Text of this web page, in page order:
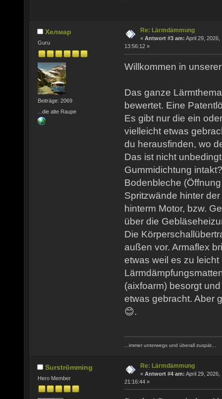
Хелмар
Guru
Beiträge: 2069
...die alte Raupe
Re: Lärmdämmung
« Antwort #3 am: April 29, 2026,
13:56:12 »
Willkommen in
Das ganze
bewertet. Eine
Es gibt nur die ein
vielleicht etwas
du herausfinden, wo
Das ist nicht
Gummidichtung
Bodenbleche
Spritzwände hinter
hinterm Motor, bzw.
über die
Die
außen vor. Armaflex
etwas weil es zu
(aixfoarm) besorgt
etwas gebracht. Aber
😊.
...immer unterwegs und überall zuspät...
Surströmming
Hero Member
Re: Lärmdämmung
« Antwort #4 am: April 29, 2026,
21:16:44 »